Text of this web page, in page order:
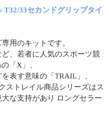
T32/33セカンドグリップタイ
用のキットです。
、若者に人気のスポーツ競
「X」、
表す意味の「TRAIL」、
ストレイル商品シリーズはス
な支持があり ロングセラー